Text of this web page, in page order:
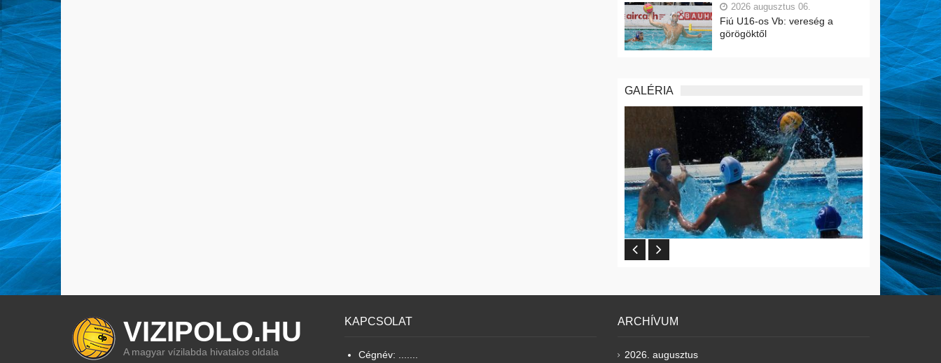
2026 augusztus 06.
Fiú U16-os Vb: vereség a
görögöktől
GALÉRIA
VIZIPOLO.HU
A magyar vízilabda hivatalos oldala
KAPCSOLAT
Cégnév: .......
ARCHÍVUM
2026. augusztus